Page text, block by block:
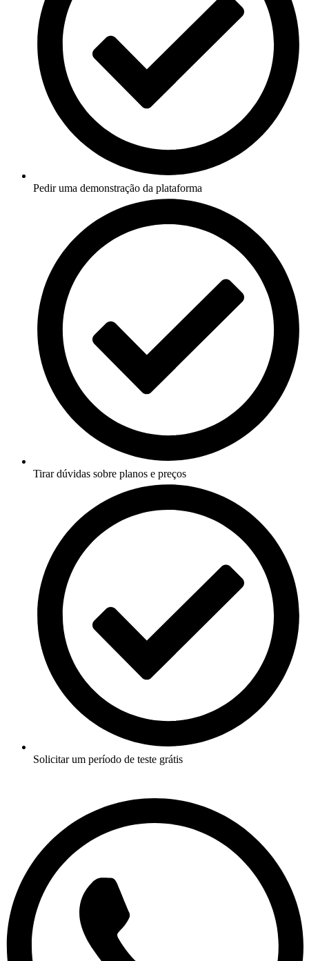
Pedir uma demonstração da plataforma
Tirar dúvidas sobre planos e preços
Solicitar um período de teste grátis